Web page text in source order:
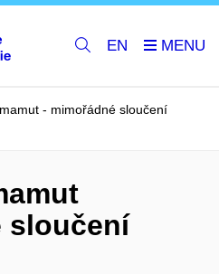
EN
- mimořádné sloučení
sloučení